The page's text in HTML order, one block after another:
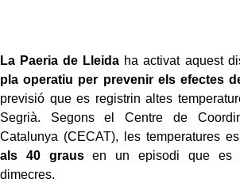
La Paeria de Lleida ha activat aquest
pla operatiu per prevenir els efectes
previsió que es registrin altes
Segrià. Segons el Centre de
Catalunya (CECAT), les temperatures
als 40 grausen un episodi que es
dimecres.